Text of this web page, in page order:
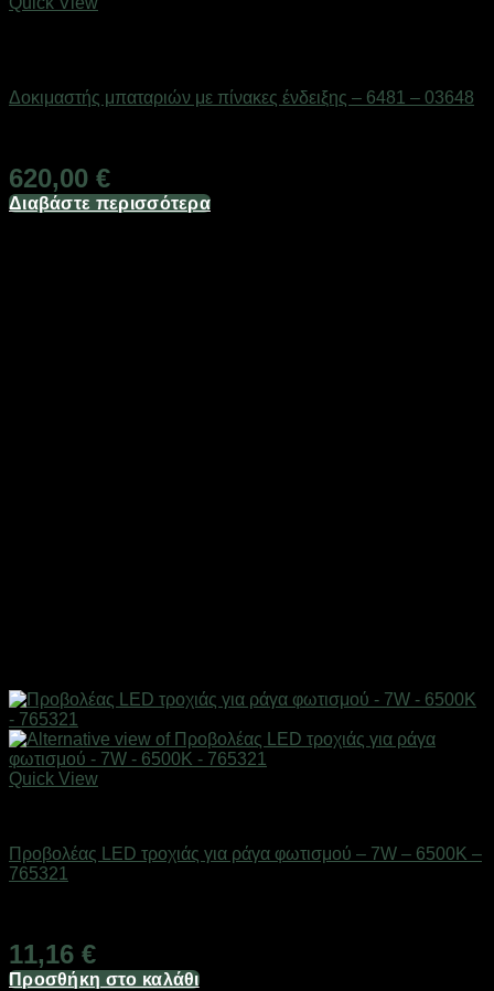
Δοκιμαστής μπαταριών με πίνακες ένδειξης – 6481 – 03648
620,00 €
Διαβάστε περισσότερα
Quick View
Προβολέας LED τροχιάς για ράγα φωτισμού – 7W – 6500K –
765321
11,16 €
Προσθήκη στο καλάθι